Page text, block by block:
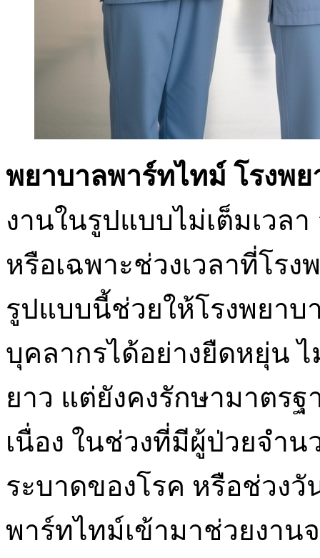
พยาบาลพาร์ทไทม์ โรงพย
งานในรูปแบบไม่เต็มเวล
หรือเฉพาะช่วงเวลาที่โร
รูปแบบนี้ช่วยให้โรงพยาบ
บุคลากรได้อย่างยืดหยุ่น
ยาว แต่ยังคงรักษามาตร
เนื่อง ในช่วงที่มีผู้ป่วยจำ
ระบาดของโรค หรือช่วง
พาร์ทไทม์เข้ามาช่วยงาน